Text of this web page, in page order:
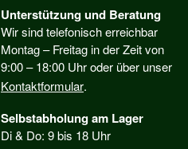
Unterstützung und Beratung
Wir sind telefonisch erreichbar
Montag – Freitag in der Zeit von
9:00 – 18:00 Uhr oder über unser
Kontaktformular.
Selbstabholung am Lager
Di & Do: 9 bis 18 Uhr